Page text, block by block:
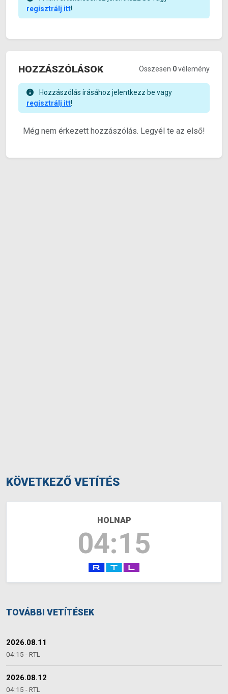
regisztrálj itt!
HOZZÁSZÓLÁSOK Összesen 0vélemény
Hozzászólás írásához jelentkezz be vagy
regisztrálj itt!
Még nem érkezett hozzászólás. Legyél te az első!
KÖVETKEZŐ VETÍTÉS
HOLNAP
04:15
TOVÁBBI VETÍTÉSEK
2026.08.11
04:15 - RTL
2026.08.12
04:15 - RTL